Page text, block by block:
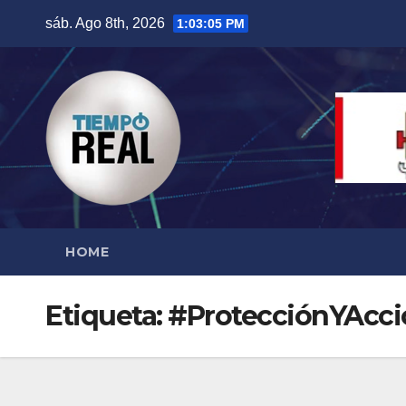
contenido
sáb. Ago 8th, 2026 1:03:05 PM
HOME
Etiqueta: